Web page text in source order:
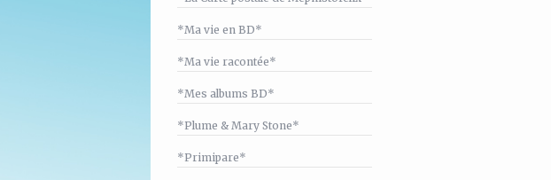
*Ma vie en BD*
*Ma vie racontée*
*Mes albums BD*
*Plume & Mary Stone*
*Primipare*